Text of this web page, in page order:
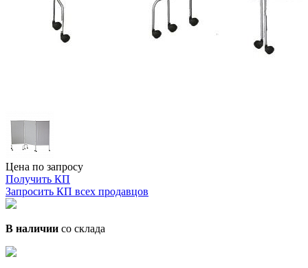
Цена по запросу
Получить КП
Запросить КП всех продавцов
В наличии со склада